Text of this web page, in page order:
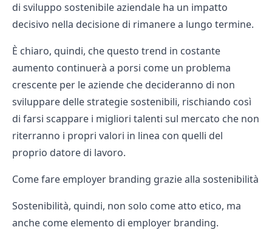
di sviluppo sostenibile aziendale ha un impatto
decisivo nella decisione di rimanere a lungo termine.
È chiaro, quindi, che questo trend in costante
aumento continuerà a porsi come un problema
crescente per le aziende che decideranno di non
sviluppare delle strategie sostenibili, rischiando così
di farsi scappare i migliori talenti sul mercato che non
riterranno i propri valori in linea con quelli del
proprio datore di lavoro.
Come fare employer branding grazie alla sostenibilità
Sostenibilità, quindi, non solo come atto etico, ma
anche come elemento di employer branding.